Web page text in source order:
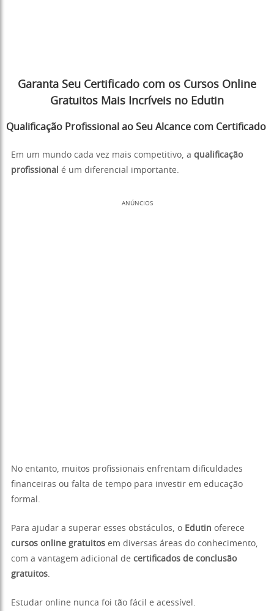
Garanta Seu Certificado com os Cursos Online
Gratuitos Mais Incríveis no Edutin
Qualificação Profissional ao Seu Alcance com Certificado
Em um mundo cada vez mais competitivo, a qualificação
profissional é um diferencial importante.
ANÚNCIOS
No entanto, muitos profissionais enfrentam dificuldades
financeiras ou falta de tempo para investir em educação
formal.
Para ajudar a superar esses obstáculos, o Edutin oferece
cursos online gratuitos em diversas áreas do conhecimento,
com a vantagem adicional de certificados de conclusão
gratuitos.
Estudar online nunca foi tão fácil e acessível.